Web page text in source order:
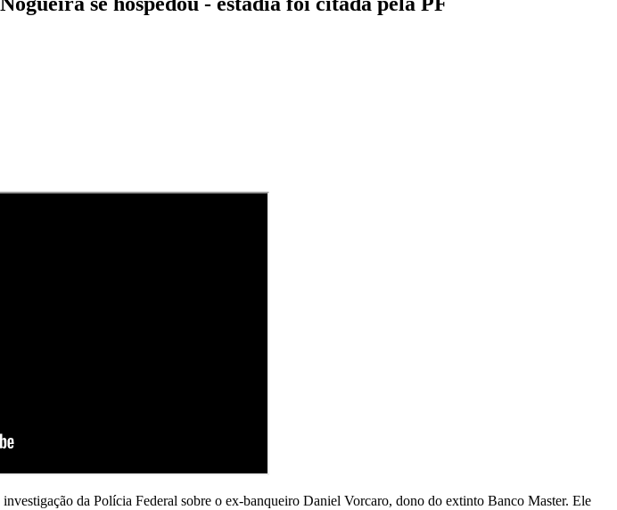
da Polícia Federal sobre o ex-banqueiro Daniel Vorcaro, dono do extinto Banco Master. Ele